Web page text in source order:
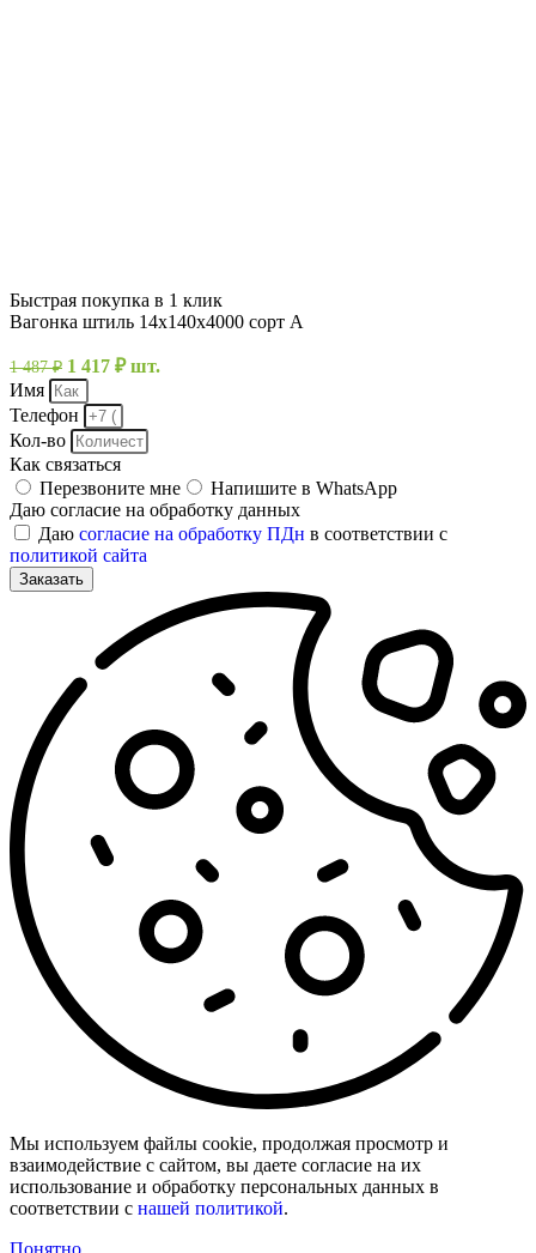
Быстрая покупка в 1 клик
Вагонка штиль 14х140х4000 сорт А
1 487₽ Первоначальная
цена
составляла
1
487 ₽.
1 417 ₽Текущая
417 ₽.
шт.
Имя
Телефон
Кол-во
Как связаться
Перезвоните мне
Напишите в WhatsApp
Даю согласие на обработку данных
Даю согласие на обработку ПДн в соответствии с
политикой сайта
Заказать
Мы используем файлы cookie, продолжая просмотр и
взаимодействие с сайтом, вы даете согласие на их
использование и обработку персональных данных в
соответствии с нашей политикой.
Понятно